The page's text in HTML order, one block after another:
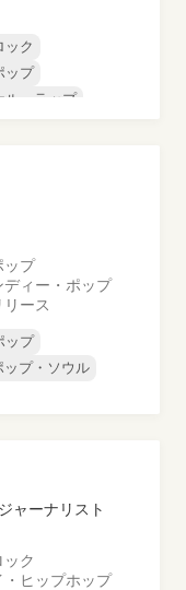
ック
ップ
ル・ラップ
ップ
ディー・ポップ
ース
ップ
ップ・ソウル
ャーナリスト
ク
ヒップホップ